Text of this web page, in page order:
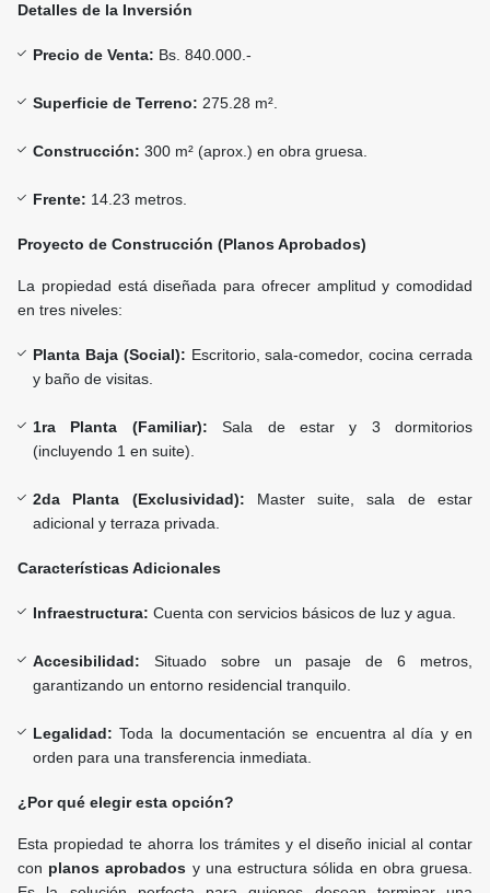
Detalles de la Inversión
Precio de Venta: Bs. 840.000.-
Superficie de Terreno: 275.28 m².
Construcción: 300 m² (aprox.) en obra gruesa.
Frente: 14.23 metros.
Proyecto de Construcción (Planos Aprobados)
La propiedad está diseñada para ofrecer amplitud y comodidad
en tres niveles:
Planta Baja (Social): Escritorio, sala-comedor, cocina cerrada
y baño de visitas.
1ra Planta (Familiar): Sala de estar y 3 dormitorios
(incluyendo 1 en suite).
2da Planta (Exclusividad): Master suite, sala de estar
adicional y terraza privada.
Características Adicionales
Infraestructura: Cuenta con servicios básicos de luz y agua.
Accesibilidad: Situado sobre un pasaje de 6 metros,
garantizando un entorno residencial tranquilo.
Legalidad: Toda la documentación se encuentra al día y en
orden para una transferencia inmediata.
¿Por qué elegir esta opción?
Esta propiedad te ahorra los trámites y el diseño inicial al contar
con planos aprobados y una estructura sólida en obra gruesa.